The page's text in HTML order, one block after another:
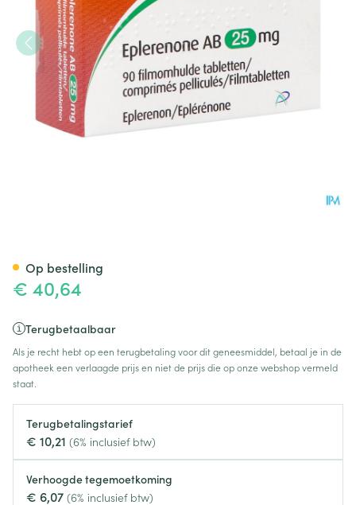
€ 40,64
Terugbetaalbaar
Als je recht hebt op een terugbetaling voor dit geneesmiddel, betaal je in de
apotheek een verlaagde prijs en niet de prijs die op onze webshop vermeld
staat.
Terugbetalingstarief
€ 10,21 (6% inclusief btw)
Verhoogde tegemoetkoming
€ 6,07 (6% inclusief btw)
Op bestelling